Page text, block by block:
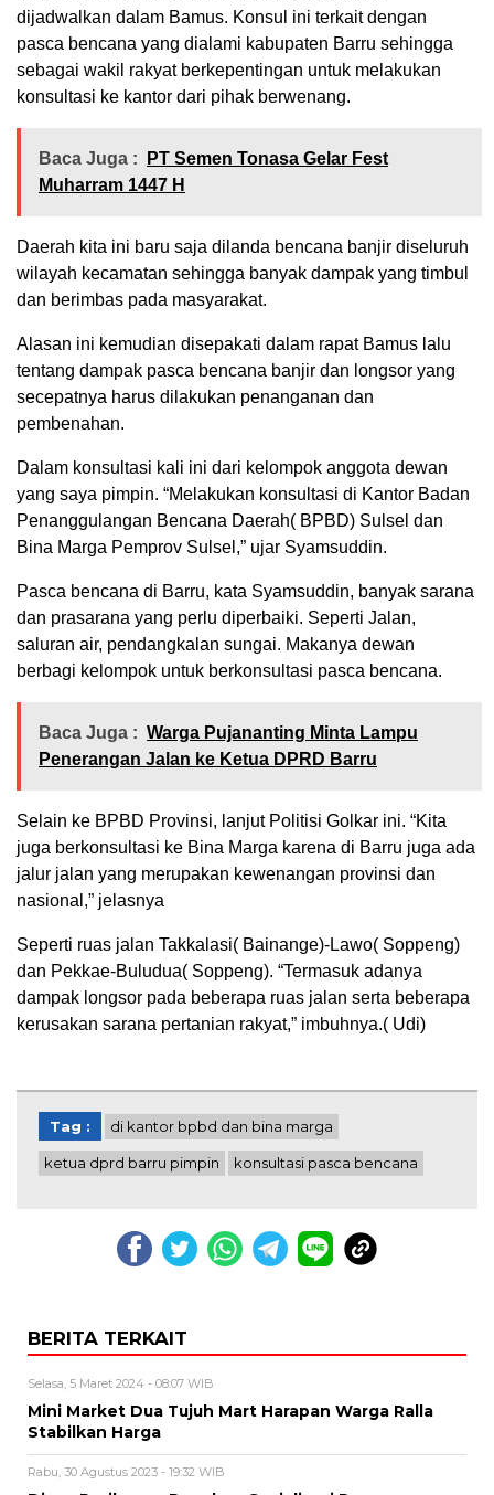
dijadwalkan dalam Bamus. Konsul ini terkait dengan
pasca bencana yang dialami kabupaten Barru sehingga
sebagai wakil rakyat berkepentingan untuk melakukan
konsultasi ke kantor dari pihak berwenang.
Baca Juga :
PT Semen Tonasa Gelar Fest
Muharram 1447 H
Daerah kita ini baru saja dilanda bencana banjir diseluruh
wilayah kecamatan sehingga banyak dampak yang timbul
dan berimbas pada masyarakat.
Alasan ini kemudian disepakati dalam rapat Bamus lalu
tentang dampak pasca bencana banjir dan longsor yang
secepatnya harus dilakukan penanganan dan
pembenahan.
Dalam konsultasi kali ini dari kelompok anggota dewan
yang saya pimpin. “Melakukan konsultasi di Kantor Badan
Penanggulangan Bencana Daerah( BPBD) Sulsel dan
Bina Marga Pemprov Sulsel,” ujar Syamsuddin.
Pasca bencana di Barru, kata Syamsuddin, banyak sarana
dan prasarana yang perlu diperbaiki. Seperti Jalan,
saluran air, pendangkalan sungai. Makanya dewan
berbagi kelompok untuk berkonsultasi pasca bencana.
Baca Juga : Warga Pujananting Minta Lampu
Penerangan Jalan ke Ketua DPRD Barru
Selain ke BPBD Provinsi, lanjut Politisi Golkar ini. “Kita
juga berkonsultasi ke Bina Marga karena di Barru juga ada
jalur jalan yang merupakan kewenangan provinsi dan
nasional,” jelasnya
Seperti ruas jalan Takkalasi( Bainange)-Lawo( Soppeng)
dan Pekkae-Buludua( Soppeng). “Termasuk adanya
dampak longsor pada beberapa ruas jalan serta beberapa
kerusakan sarana pertanian rakyat,” imbuhnya.( Udi)
Tag : di kantor bpbd dan bina marga
ketua dprd barru pimpin konsultasi pasca bencana
BERITA TERKAIT
Selasa, 5 Maret 2024 - 08:07 WIB
Mini Market Dua Tujuh Mart Harapan Warga Ralla
Stabilkan Harga
Rabu, 30 Agustus 2023 - 19:32 WIB